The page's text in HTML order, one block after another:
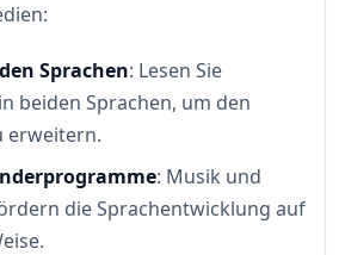
Sprachen: Lesen Sie
beiden Sprachen, um den
erweitern.
: Musik und
die Sprachentwicklung auf